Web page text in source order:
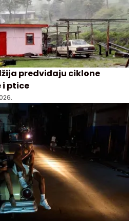
predviđaju ciklone
pčele i ptice